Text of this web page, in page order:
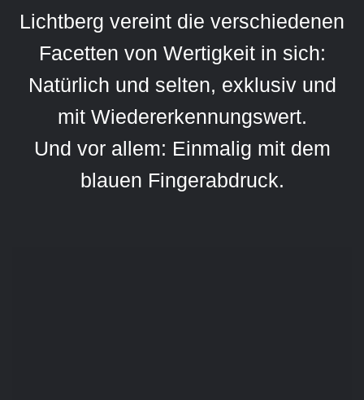
Lichtberg vereint die verschiedenen
Facetten von Wertigkeit in sich:
Natürlich und selten, exklusiv und
mit Wiedererkennungswert.
Und vor allem: Einmalig mit dem
blauen Fingerabdruck.